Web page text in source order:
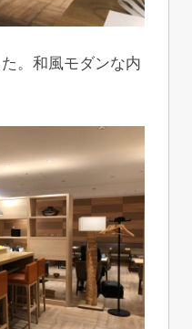
。和風モダンな内